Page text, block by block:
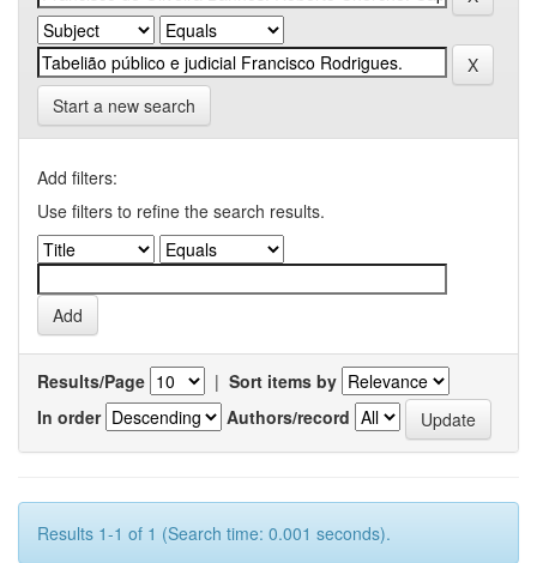
Start a new search
Add filters:
Use filters to refine the search results.
Results/Page | Sort items by
In order
Authors/record
Results 1-1 of 1 (Search time: 0.001 seconds).